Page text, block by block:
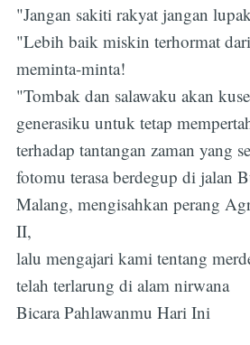
"Jangan sakiti rakyat jangan
"Lebih baik miskin terhormat
meminta-minta!
"Tombak dan salawaku akan
generasiku untuk tetap
terhadap tantangan zaman yang
fotomu terasa berdegup di jalan
Malang, mengisahkan perang
II,
lalu mengajari kami tentang
telah terlarung di alam nirwana
Bicara Pahlawanmu Hari Ini